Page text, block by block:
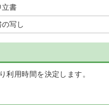
立書
写し
利用時間を決定します。